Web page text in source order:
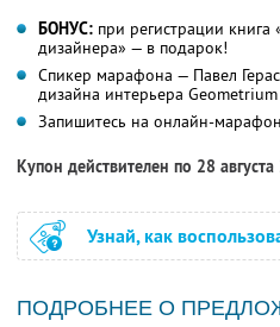
БОНУС: при регистрации
дизайнера» — в подарок!
Спикер марафона — Павел
дизайна интерьера Geometrium
Запишитесь на онлайн-
Купон действителен по 28
Узнай, как
ПОДРОБНЕЕ О